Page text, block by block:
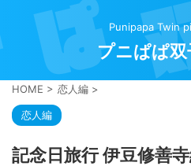
Punipapa Twin
プニぱぱ
HOME > 恋人編 >
恋人編
記念日旅行 伊豆修善